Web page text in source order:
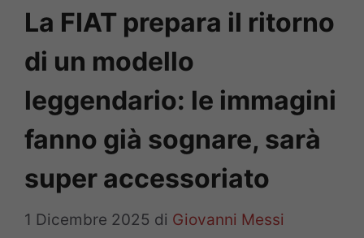
La FIAT prepara il ritorno
di un modello
leggendario: le immagini
fanno già sognare, sarà
super accessoriato
1 Dicembre 2025 di Giovanni Messi